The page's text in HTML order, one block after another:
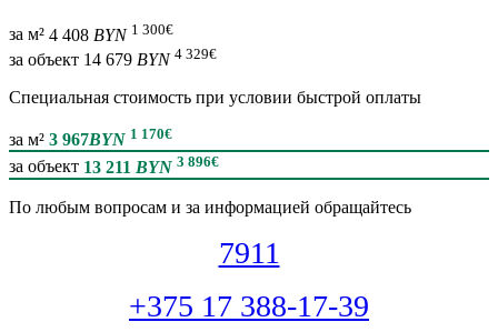
за м² 4 408 BYN 1 300€
за объект 14 679 BYN 4 329€
Специальная cтоимость при условии быстрой оплаты
за м² 3 967BYN 1 170€
за объект 13 211 BYN 3 896€
По любым вопросам и за информацией обращайтесь
7911
+375 17 388-17-39